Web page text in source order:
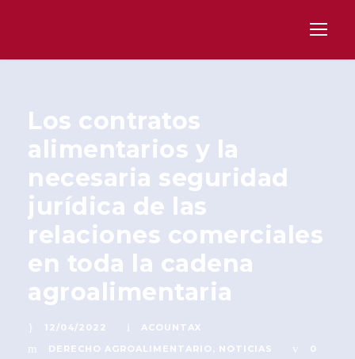
Los contratos
alimentarios y la
necesaria seguridad
jurídica de las
relaciones comerciales
en toda la cadena
agroalimentaria
12/04/2022
ACOUNTAX
DERECHO AGROALIMENTARIO , NOTICIAS 0